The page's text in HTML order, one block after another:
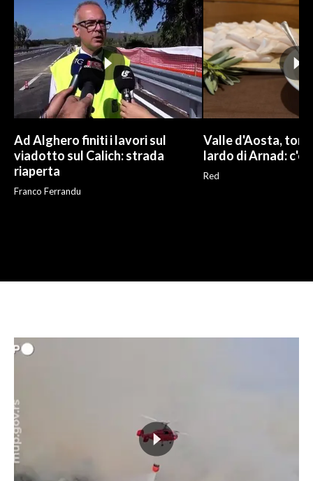
Ad Alghero finiti i lavori sul
viadotto sul Calich: strada
riaperta
Franco Ferrandu
Valle d'Aosta,
lardo di Arnad: c'è
Red